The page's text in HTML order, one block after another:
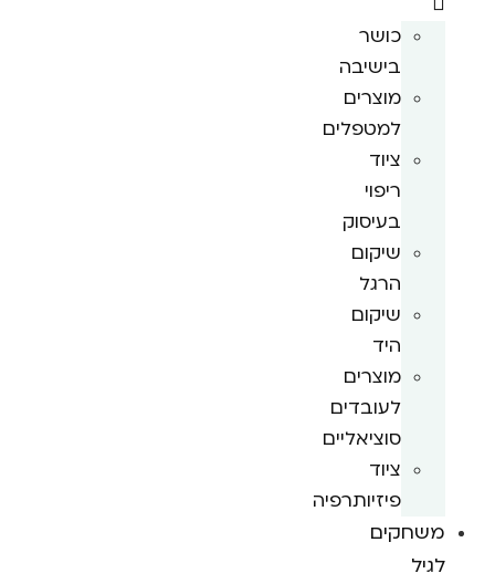
כושר
בישיבה
מוצרים
למטפלים
ציוד
ריפוי
בעיסוק
שיקום
הרגל
שיקום
היד
מוצרים
לעובדים
סוציאליים
ציוד
פיזיותרפיה
משחקים
לגיל